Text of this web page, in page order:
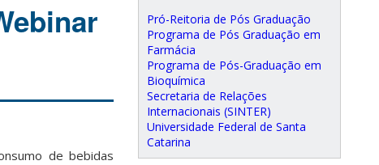
de bebidas
Pró-Reitoria de Pós Graduação
Programa de Pós Graduação em
Farmácia
Programa de Pós-Graduação em
Bioquímica
Secretaria de Relações
Internacionais (SINTER)
Universidade Federal de Santa
Catarina